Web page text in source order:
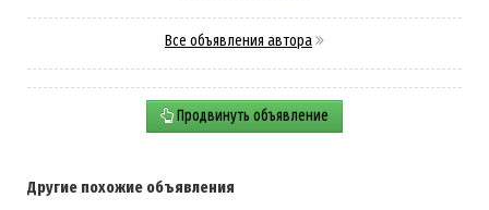
Все объявления автора
Продвинуть объявление
Другие похожие объявления